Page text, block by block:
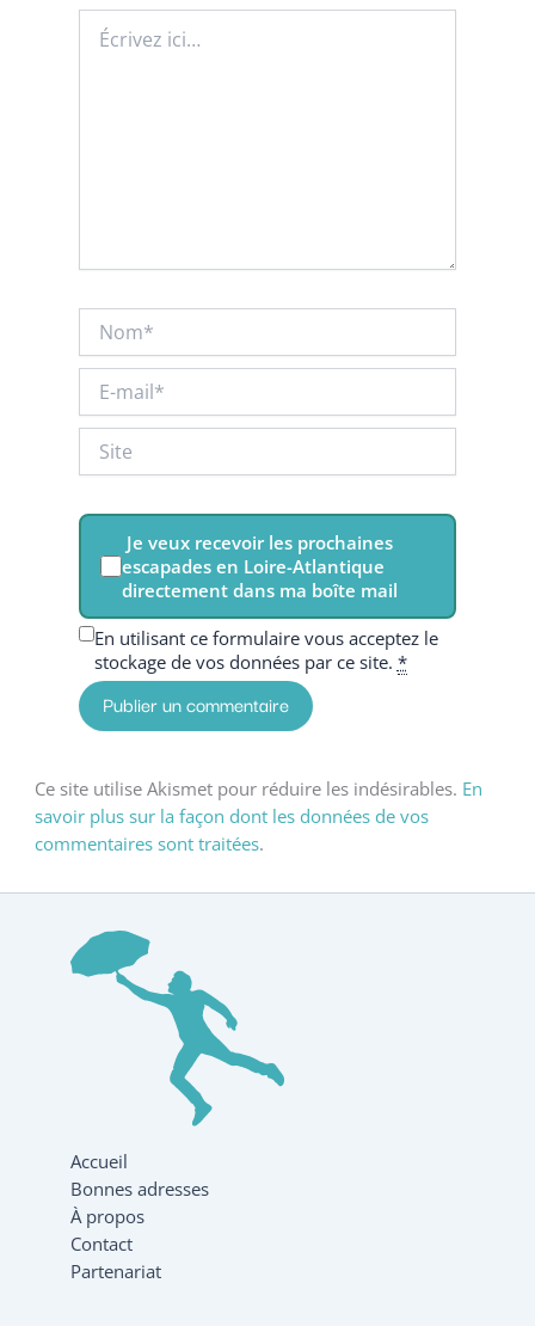
ici…
mail*
Je veux recevoir les prochaines
escapades en Loire-Atlantique
directement dans ma boîte mail
En utilisant ce formulaire vous acceptez le
stockage de vos données par ce site. *
Ce site utilise Akismet pour réduire les indésirables. En
savoir plus sur la façon dont les données de vos
commentaires sont traitées.
Accueil
Bonnes adresses
À propos
Contact
Partenariat